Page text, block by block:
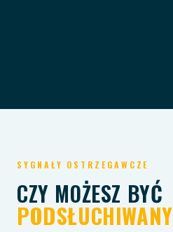
SYGNAŁY OSTRZEGAWCZE
CZY MOŻESZ BYĆ
PODSŁUCHIWANY